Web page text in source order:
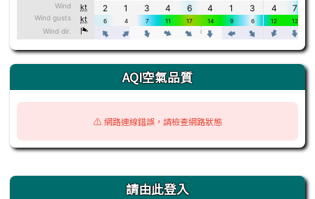
AQI空氣品質
⚠️ 網路連線錯誤，請檢查網路狀態
右邊區域內容 請由此登入